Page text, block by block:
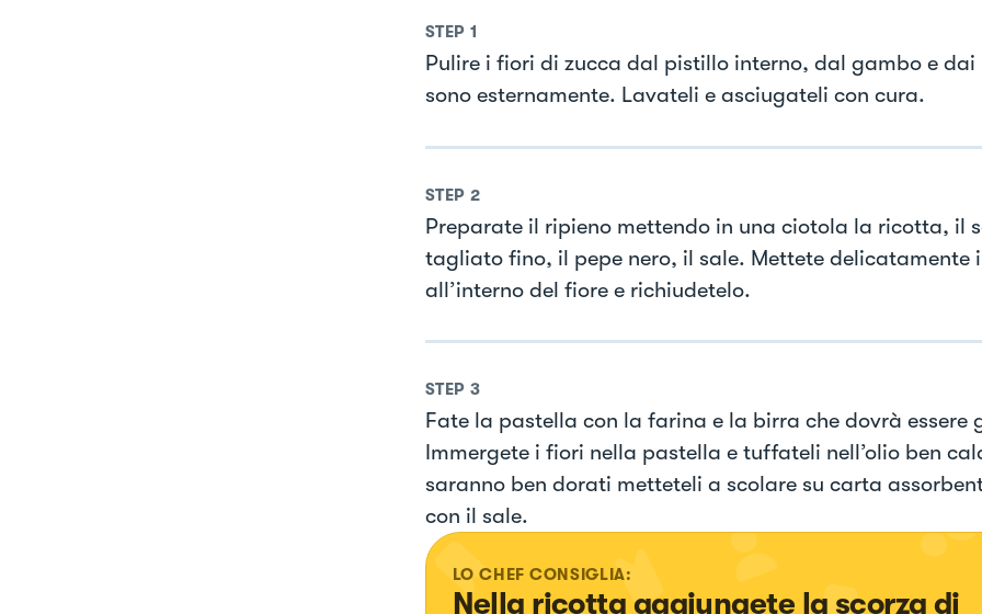
STEP 1
Pulire i fiori di zucca dal pistillo interno, dal gambo e dai
sono esternamente. Lavateli e asciugateli con cura.
STEP 2
Preparate il ripieno mettendo in una ciotola la ricotta, il
tagliato fino, il pepe nero, il sale. Mettete delicatamente
all’interno del fiore e richiudetelo.
STEP 3
Fate la pastella con la farina e la birra che dovrà essere
Immergete i fiori nella pastella e tuffateli nell’olio ben
saranno ben dorati metteteli a scolare su carta
con il sale.
LO CHEF CONSIGLIA:
Nella ricotta aggiungete la scorza di